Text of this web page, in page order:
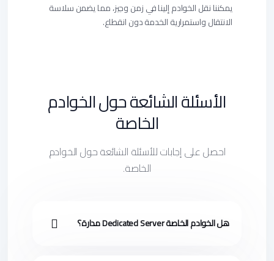
يمكننا نقل الخوادم إلينا في زمن وجيز، مما يضمن سلاسة
الانتقال واستمرارية الخدمة دون انقطاع.
الأسئلة الشائعة حول الخوادم
الخاصة
احصل على إجابات للأسئلة الشائعة حول الخوادم
الخاصة.
هل الخوادم الخاصة Dedicated Server مدارة؟